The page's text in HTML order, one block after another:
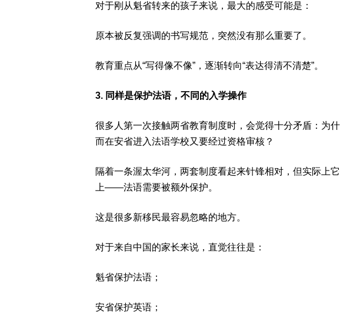
对于刚从魁省转来的孩子来说，最大的感受可能是：
原本被反复强调的书写规范，突然没有那么重要了。
教育重点从“写得像不像”，逐渐转向“表达得清不清楚”。
3. 同样是保护法语，不同的入学操作
很多人第一次接触两省教育制度时，会觉得十分矛盾：为
而在安省进入法语学校又要经过资格审核？
隔着一条渥太华河，两套制度看起来针锋相对，但实际上
上——法语需要被额外保护。
这是很多新移民最容易忽略的地方。
对于来自中国的家长来说，直觉往往是：
魁省保护法语；
安省保护英语；